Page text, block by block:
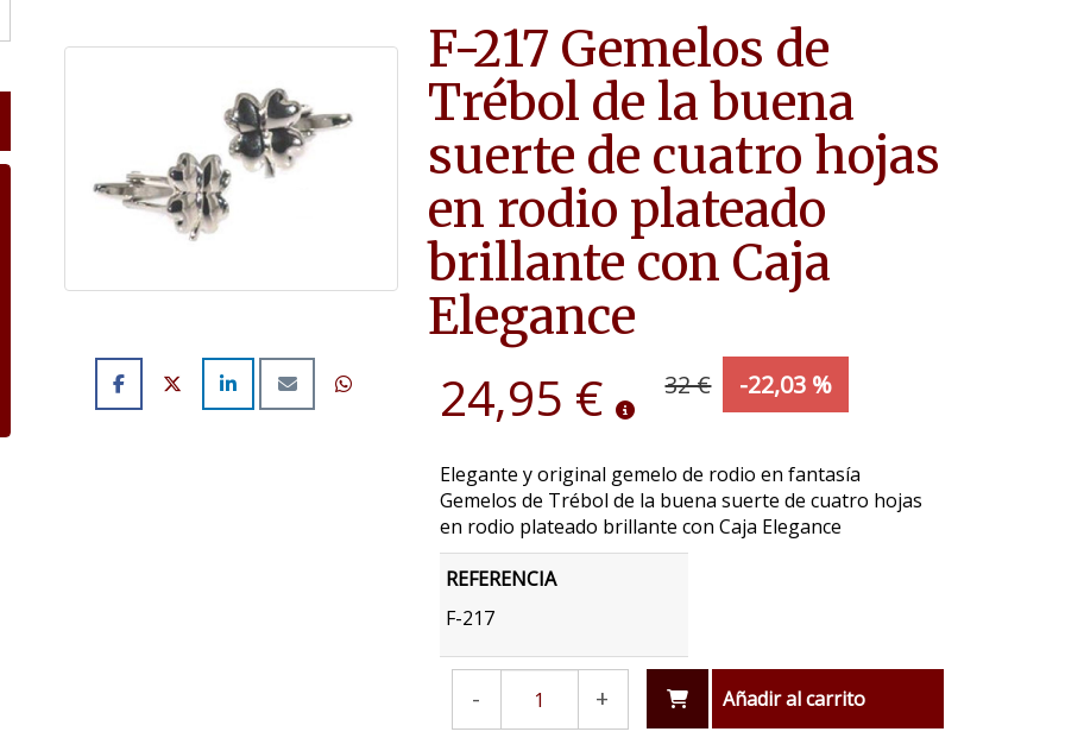
F-217 Gemelos de
Trébol de la buena
suerte de cuatro hojas
en rodio plateado
brillante con Caja
Elegance
24,95 € 32 € -22,03 %
Elegante y original gemelo de rodio en fantasía
Gemelos de Trébol de la buena suerte de cuatro hojas
en rodio plateado brillante con Caja Elegance
REFERENCIA
F-217
- + Añadir al carrito